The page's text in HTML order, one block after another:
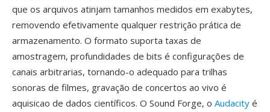
que os arquivos atinjam tamanhos medidos em exabytes,
removendo efetivamente qualquer restrição prática de
armazenamento. O formato suporta taxas de
amostragem, profundidades de bits é configurações de
canais arbitrarias, tornando-o adequado para trilhas
sonoras de filmes, gravação de concertos ao vivo é
aquisicao de dados científicos. O Sound Forge, o Audacity é